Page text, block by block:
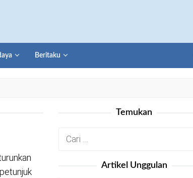
Beritaku
Temukan
Cari
Artikel Unggulan